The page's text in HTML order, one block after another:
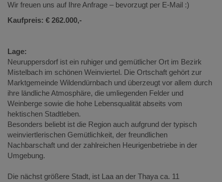
Wir freuen uns auf Ihre Anfrage – bevorzugt per E-Mail :)
Kaufpreis: € 262.000,-
Lage:
Neuruppersdorf ist ein ruhiger und gemütlicher Ort im Bezirk
Mistelbach im schönen Weinviertel. Die Ortschaft gehört zur
Marktgemeinde Wildendürnbach und überzeugt vor allem durch
ihre ländliche Atmosphäre, die umliegenden Felder und
Weinberge sowie die hohe Lebensqualität abseits vom
hektischen Stadtleben.
Besonders beliebt ist die Region auch aufgrund der typisch
weinviertlerischen Gemütlichkeit, der freundlichen
Nachbarschaft und der zahlreichen Heurigenbetriebe in der
Umgebung.
Die nächst größere Stadt, ist Laa an der Thaya ca. 11